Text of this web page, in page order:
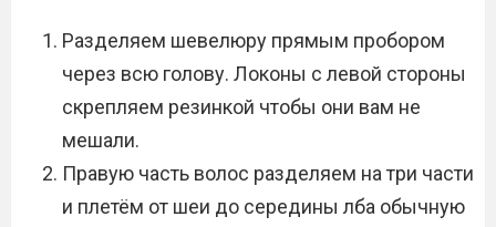
Разделяем шевелюру прямым пробором
через всю голову. Локоны с левой стороны
скрепляем резинкой чтобы они вам не
мешали.
Правую часть волос разделяем на три части
и плетём от шеи до середины лба обычную